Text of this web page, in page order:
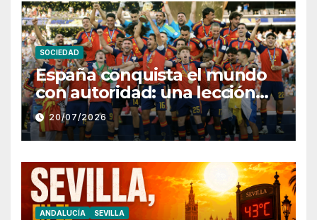
SOCIEDAD
España conquista el mundo
con autoridad: una lección
colectiva ante una Argentina
sin fútbol y sin respuestas
20/07/2026
ANDALUCÍA SEVILLA